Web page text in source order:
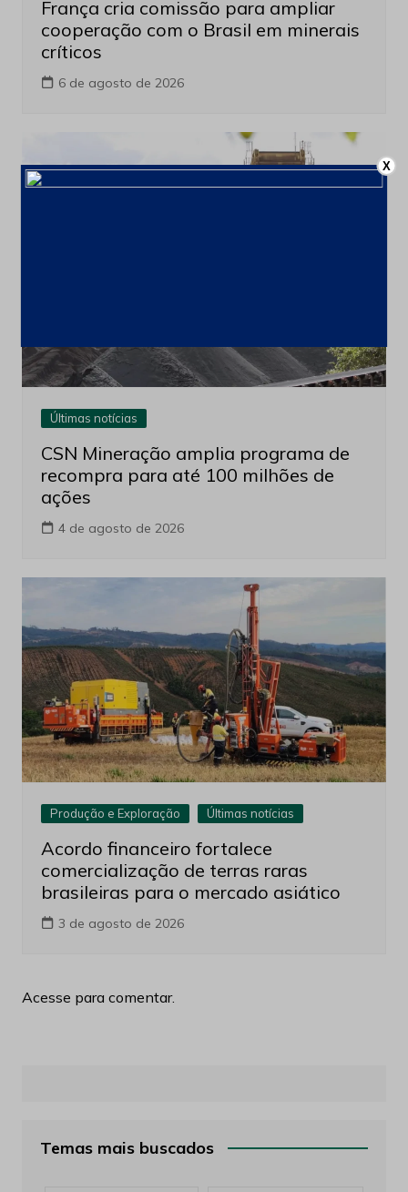
França cria comissão para ampliar
cooperação com o Brasil em minerais
críticos
6 de agosto de 2026
Últimas notícias
CSN Mineração amplia programa de
recompra para até 100 milhões de
ações
4 de agosto de 2026
Produção e Exploração Últimas notícias
Acordo financeiro fortalece
comercialização de terras raras
brasileiras para o mercado asiático
3 de agosto de 2026
Acesse para comentar.
Temas mais buscados
X